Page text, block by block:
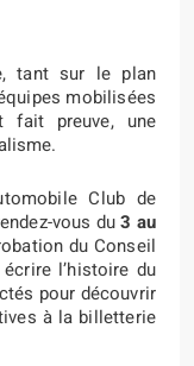
tant sur le plan
mobilisées
fait preuve, une
Club de
vous du3 au
du Conseil
l’histoire du
pour découvrir
à la billetterie